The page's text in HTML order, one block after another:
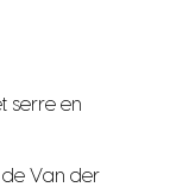
serre en
de Van der